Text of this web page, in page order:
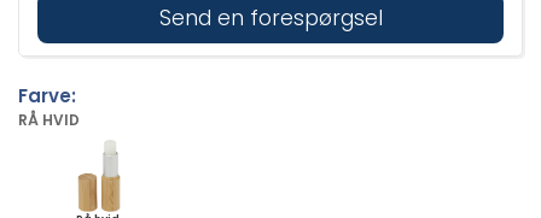
Send en forespørgsel
Farve:
RÅ HVID